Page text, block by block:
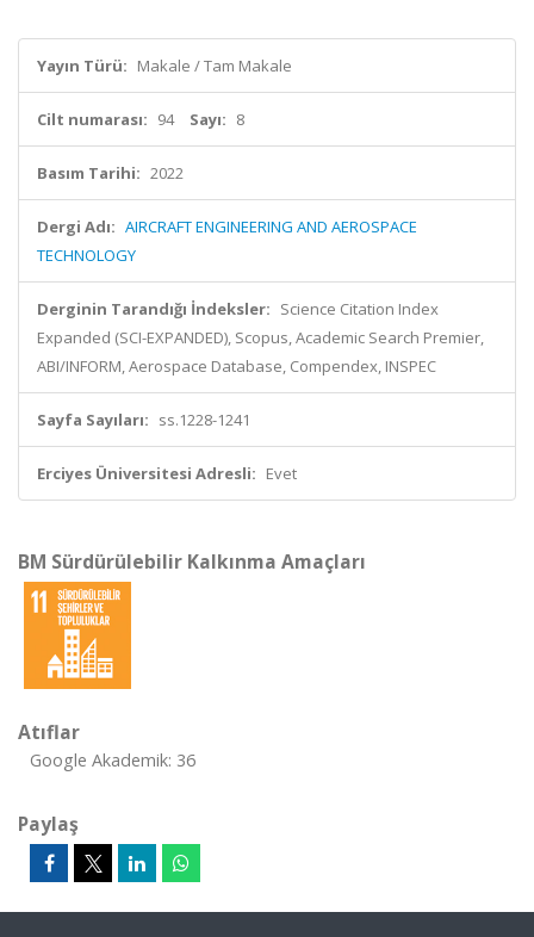
Yayın Türü: Makale / Tam Makale
Cilt numarası: 94 Sayı: 8
Basım Tarihi: 2022
Dergi Adı: AIRCRAFT ENGINEERING AND AEROSPACE
TECHNOLOGY
Derginin Tarandığı İndeksler: Science Citation Index
Expanded (SCI-EXPANDED), Scopus, Academic Search Premier,
ABI/INFORM, Aerospace Database, Compendex, INSPEC
Sayfa Sayıları: ss.1228-1241
Erciyes Üniversitesi Adresli: Evet
BM Sürdürülebilir Kalkınma Amaçları
Atıflar
Google Akademik: 36
Paylaş